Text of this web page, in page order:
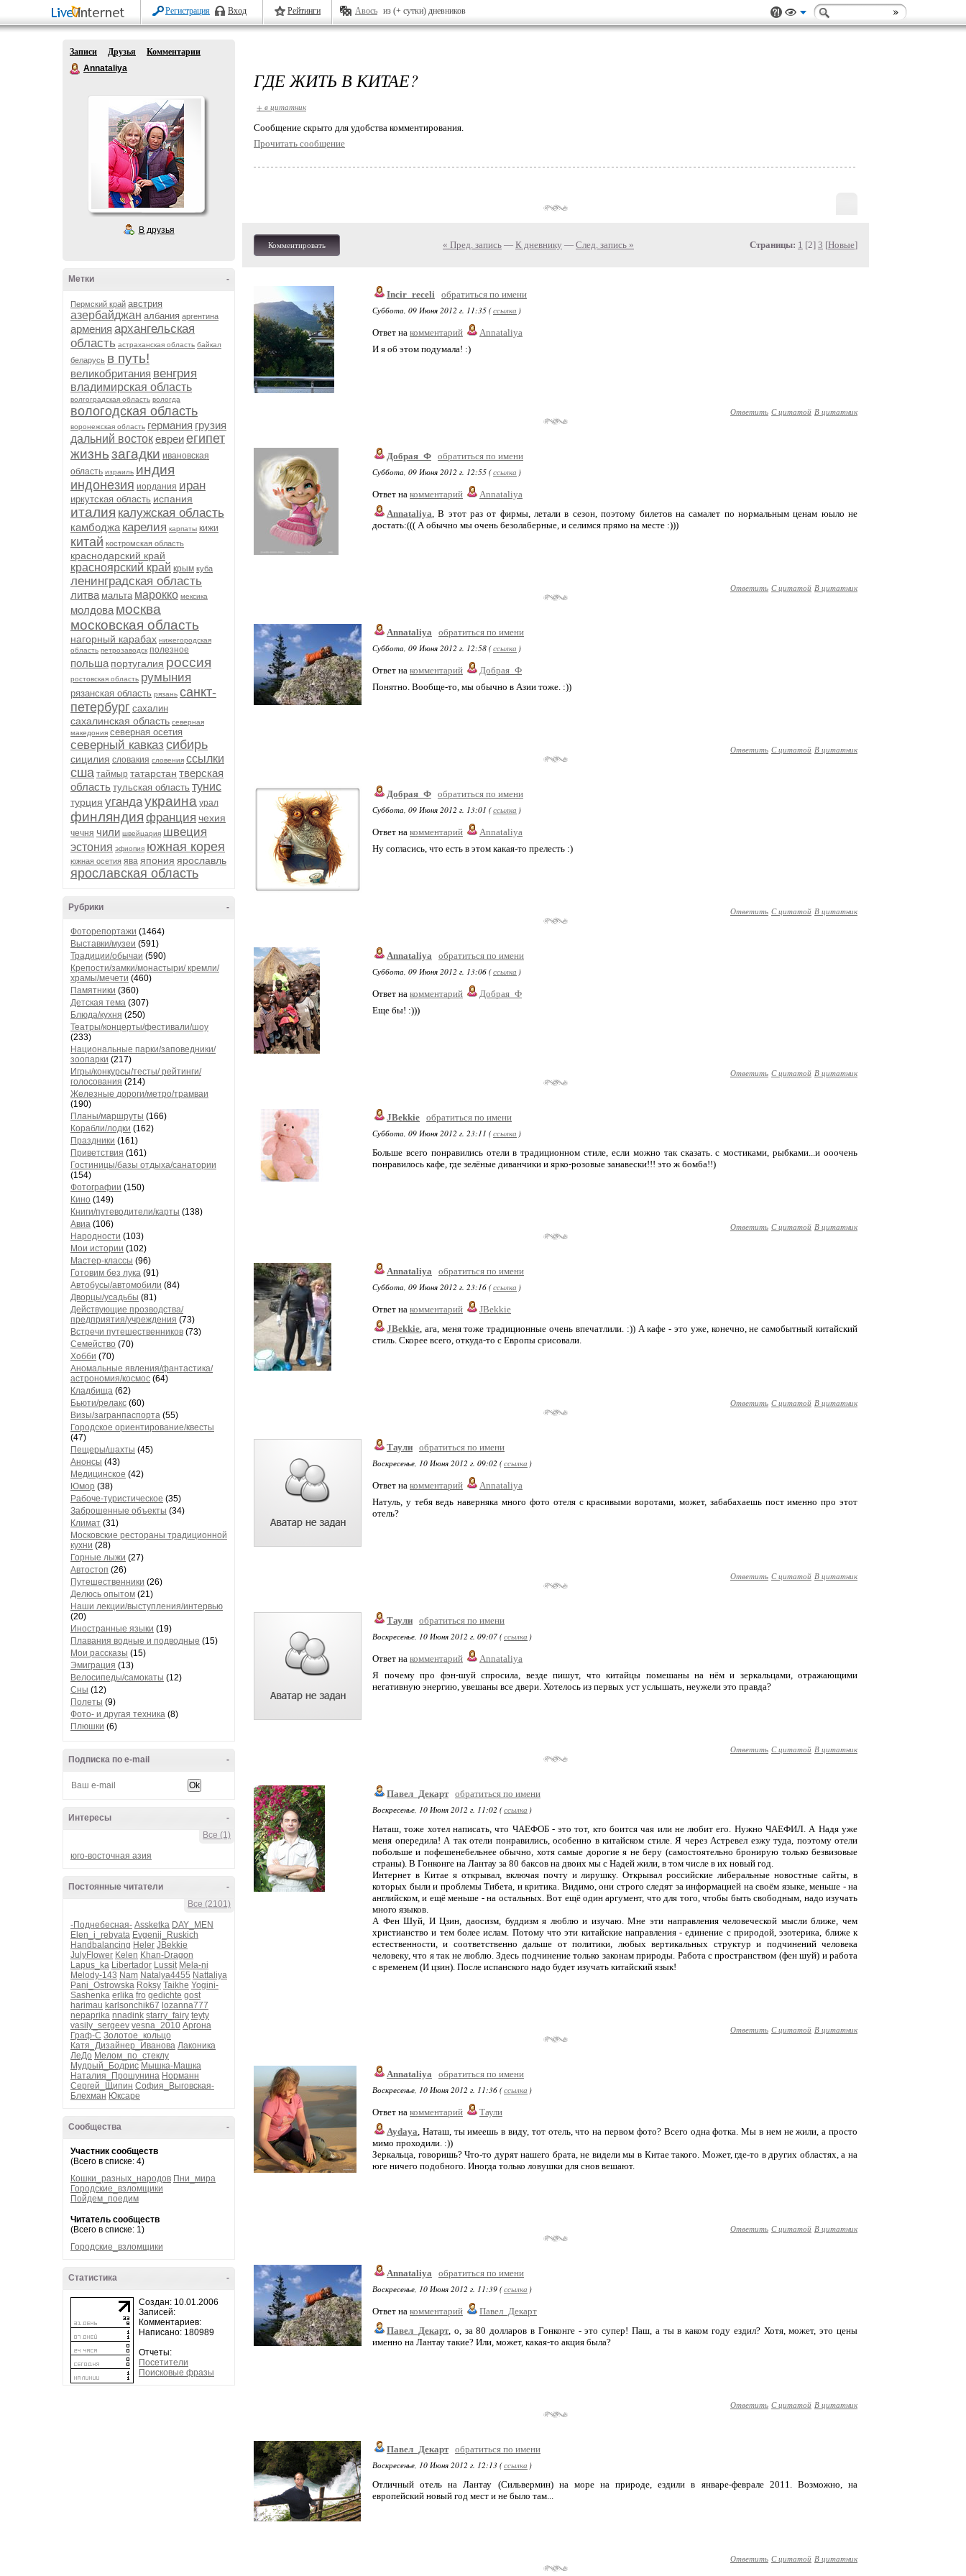
Регистрация Вход Рейтинги Авось из (+ сутки) дневников
Записи Друзья
Комментарии
Annataliya
В друзья
-
Метки
Пермский край австрия
азербайджан албания аргентина
армения архангельская
область астраханская область байкал
беларусь в путь!
великобритания венгрия
владимирская область
волгоградская область вологда
вологодская область
воронежская область германия грузия
дальний востокевреиегипет
жизньзагадки ивановская
область израиль индия
индонезия иордания иран
иркутская область испания
италия калужская область
камбоджа карелия карпаты кижи
китай костромская область
краснодарский край
красноярский край крым куба
ленинградская область
литва мальта марокко мексика
молдова москва
московская область
нагорный карабах нижегородская
область петрозаводск полезное
польша португалия россия
ростовская область румыния
рязанская область рязань санкт-
петербург сахалин
сахалинская область северная
македония северная осетия
северный кавказ сибирь
сицилия словакия словения ссылки
сша таймыр татарстан тверская
область тульская область тунис
турция угандаукраина урал
финляндия франция чехия
чечня чили швейцария швеция
эстония эфиопия южная корея
южная осетия ява япония ярославль
ярославская область
-
Рубрики
Фоторепортажи (1464)
Выставки/музеи (591)
Традиции/обычаи (590)
Крепости/замки/монастыри/ кремли/
храмы/мечети (460)
Памятники (360)
Детская тема (307)
Блюда/кухня (250)
Театры/концерты/фестивали/шоу
(233)
Национальные парки/заповедники/
зоопарки (217)
Игры/конкурсы/тесты/ рейтинги/
голосования (214)
Железные дороги/метро/трамваи
(190)
Планы/маршруты (166)
Корабли/лодки (162)
Праздники (161)
Приветствия (161)
Гостиницы/базы отдыха/санатории
(154)
Фотографии (150)
Кино (149)
Книги/путеводители/карты (138)
Авиа (106)
Народности (103)
Мои истории (102)
Мастер-классы (96)
Готовим без лука (91)
Автобусы/автомобили (84)
Дворцы/усадьбы (81)
Действующие прозводства/
предприятия/учреждения (73)
Встречи путешественников (73)
Семейство (70)
Хобби (70)
Аномальные явления/фантастика/
астрономия/космос (64)
Кладбища (62)
Бьюти/релакс (60)
Визы/загранпаспорта (55)
Городское ориентирование/квесты
(47)
Пещеры/шахты (45)
Анонсы (43)
Медицинское (42)
Юмор (38)
Рабоче-туристическое (35)
Заброшенные объекты (34)
Климат (31)
Московские рестораны традиционной
кухни (28)
Горные лыжи (27)
Автостоп (26)
Путешественники (26)
Делюсь опытом (21)
Наши лекции/выступления/интервью
(20)
Иностранные языки (19)
Плавания водные и подводные (15)
Мои рассказы (15)
Эмиграция (13)
Велосипеды/самокаты (12)
Сны (12)
Полеты (9)
Фото- и другая техника (8)
Плюшки (6)
-
Подписка по e-mail
-
Интересы
Все (1)
юго-восточная азия
-
Постоянные читатели
Все (2101)
-Поднебесная- Assketka DAY_MEN
Elen_i_rebyata Evgenij_Ruskich
Handbalancing Heler JBekkie
JulyFlower Kelen Khan-Dragon
Lapus_ka Libertador Lussit Mela-ni
Melody-143 Nam Natalya4455 Nattaliya
Pani_Ostrowska Roksy Taikhe Yogini-
Sashenka erlika fro gedichte gost
harimau karlsonchik67 lozanna777
nepaprika nnadink starry_fairy teyty
vasily_sergeev vesna_2010 Аргона
Граф-С Золотое_кольцо
Катя_Дизайнер_Иванова Лаконика
ЛеДо Мелом_по_стеклу
Мудрый_Бодрис Мышка-Машка
Наталия_Прошунина Норманн
Сергей_Щипин София_Выговская-
Блехман Юксаре
-
Сообщества
Участник сообществ
(Всего в списке: 4)
Кошки_разных_народов Пни_мира
Городские_взломщики
Пойдем_поедим
Читатель сообществ
(Всего в списке: 1)
Городские_взломщики
-
Статистика
Создан: 10.01.2006
Записей:
Комментариев:
Написано: 180989
Отчеты:
Посетители
Поисковые фразы
ГДЕ ЖИТЬ В КИТАЕ?
+ в цитатник
Cообщение скрыто для удобства комментирования.
Прочитать сообщение
Комментировать « Пред. запись — К дневнику — След. запись » Страницы: 1 [2] 3 [Новые]
Incir_receli обратиться по имени
Суббота, 09 Июня 2012 г. 11:35 (ссылка )
Ответ на комментарий
Annataliya
И я об этом подумала! :)
Ответить С цитатой В цитатник
Добрая_Ф обратиться по имени
Суббота, 09 Июня 2012 г. 12:55 (ссылка )
Ответ на комментарий
Annataliya
Annataliya, В этот раз от фирмы, летали в сезон, поэтому билетов на самалет по нормальным ценам юыло не
достать:((( А обычно мы очень безолаберные, и селимся прямо на месте :)))
Ответить С цитатой В цитатник
Annataliya
обратиться по имени
Суббота, 09 Июня 2012 г. 12:58 (ссылка )
Ответ на комментарий
Добрая_Ф
Понятно. Вообще-то, мы обычно в Азии тоже. :))
Ответить С цитатой В цитатник
Добрая_Ф обратиться по имени
Суббота, 09 Июня 2012 г. 13:01 (ссылка )
Ответ на комментарий
Annataliya
Ну согласись, что есть в этом какая-то прелесть :)
Ответить С цитатой В цитатник
Annataliya
обратиться по имени
Суббота, 09 Июня 2012 г. 13:06 (ссылка )
Ответ на комментарий
Добрая_Ф
Еще бы! :)))
Ответить С цитатой В цитатник
JBekkie обратиться по имени
Суббота, 09 Июня 2012 г. 23:11 (ссылка )
Больше всего понравились отели в традиционном стиле, если можно так сказать. с мостиками, рыбками...и ооочень
понравилось кафе, где зелёные диванчики и ярко-розовые занавески!!! это ж бомба!!)
Ответить С цитатой В цитатник
Annataliya
обратиться по имени
Суббота, 09 Июня 2012 г. 23:16 (ссылка )
Ответ на комментарий
JBekkie
JBekkie, ага, меня тоже традиционные очень впечатлили. :)) А кафе - это уже, конечно, не самобытный китайский
стиль. Скорее всего, откуда-то с Европы срисовали.
Ответить С цитатой В цитатник
Таули обратиться по имени
Воскресенье, 10 Июня 2012 г. 09:02 (ссылка )
Ответ на комментарий
Annataliya
Натуль, у тебя ведь наверняка много фото отеля с красивыми воротами, может, забабахаешь пост именно про этот
отель?
Ответить С цитатой В цитатник
Таули обратиться по имени
Воскресенье, 10 Июня 2012 г. 09:07 (ссылка )
Ответ на комментарий
Annataliya
Я почему про фэн-шуй спросила, везде пишут, что китайцы помешаны на нём и зеркальцами, отражающими
негативную энергию, увешаны все двери. Хотелось из первых уст услышать, неужели это правда?
Ответить С цитатой В цитатник
Павел_Декарт обратиться по имени
Воскресенье, 10 Июня 2012 г. 11:02 (ссылка )
Наташ, тоже хотел написать, что ЧАЕФОБ - это тот, кто боится чая или не любит его. Нужно ЧАЕФИЛ. А Надя уже
меня опередила! А так отели понравились, особенно в китайском стиле. Я через Астревел езжу туда, поэтому отели
побольше и пофешенебельнее обычно, хотя самые дорогие я не беру (самостоятельно бронирую только безвизовые
страны). В Гонконге на Лантау за 80 баксов на двоих мы с Надей жили, в том числе в их новый год.
Интернет в Китае я открывал, включая почту и лирушку. Открывал российские либеральные новостные сайты, в
которых были и проблемы Тибета, и критика. Видимо, они строго следят за информацией на своём языке, меньше - на
английском, и ещё меньше - на остальных. Вот ещё один аргумент, что для того, чтобы быть свободным, надо изучать
много языков.
А Фен Шуй, И Цзин, даосизм, буддизм я люблю и изучаю. Мне эти направления человеческой мысли ближе, чем
христианство и тем более ислам. Потому что эти китайские направления - единение с природой, эзотерика, ближе к
естественности, и соответственно дальше от политики, любых вертикальных структур и подчинений человека
человеку, что я так не люблю. Здесь подчинение только законам природы. Работа с пространством (фен шуй) и работа
с временем (И цзин). После испанского надо будет изучать китайский язык!
Ответить С цитатой В цитатник
Annataliya
обратиться по имени
Воскресенье, 10 Июня 2012 г. 11:36 (ссылка )
Ответ на комментарий
Таули
Aydaya, Наташ, ты имеешь в виду, тот отель, что на первом фото? Всего одна фотка. Мы в нем не жили, а просто
мимо проходили. :))
Зеркальца, говоришь? Что-то дурят нашего брата, не видели мы в Китае такого. Может, где-то в других областях, а на
юге ничего подобного. Иногда только ловушки для снов вешают.
Ответить С цитатой В цитатник
Annataliya
обратиться по имени
Воскресенье, 10 Июня 2012 г. 11:39 (ссылка )
Ответ на комментарий
Павел_Декарт
Павел_Декарт, о, за 80 долларов в Гонконге - это супер! Паш, а ты в каком году ездил? Хотя, может, это цены
именно на Лантау такие? Или, может, какая-то акция была?
Ответить С цитатой В цитатник
Павел_Декарт обратиться по имени
Воскресенье, 10 Июня 2012 г. 12:13 (ссылка )
Отличный отель на Лантау (Сильвермин) на море на природе, ездили в январе-феврале 2011. Возможно, на
европейский новый год мест и не было там...
Ответить С цитатой В цитатник